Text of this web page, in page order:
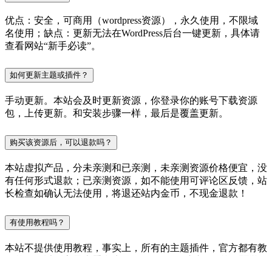
优点：安全，可商用（wordpress资源），永久使用，不限域
名使用；缺点：更新无法在WordPress后台一键更新，具体请
查看网站“新手必读”。
如何更新主题或插件？
手动更新。本站会及时更新资源，你登录你的账号下载资源
包，上传更新。和安装步骤一样，最后是覆盖更新。
购买该资源后，可以退款吗？
本站虚拟产品，分未亲测和已亲测，未亲测资源价格便宜，没
有任何形式退款；已亲测资源，如不能使用可评论区反馈，站
长检查如确认无法使用，将退还站内金币，不现金退款！
有使用教程吗？
本站不提供使用教程，事实上，所有的主题插件，官方都有教